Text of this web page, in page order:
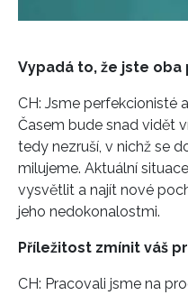
Vypadá to, že jste
CH: Jsme perfekcionisté
Časem bude snad vidět
tedy nezruší, v nichž se
milujeme. Aktuální
vysvětlit a najít nové
jeho nedokonalostmi.
Příležitost zmínit váš
CH: Pracovali jsme na